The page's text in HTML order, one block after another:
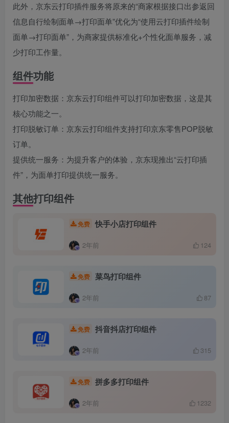
此外，京东云打印插件服务将原来的“商家根据接口出参返回
信息自行绘制面单→打印面单”优化为“使用云打印插件绘制
面单→打印面单”，为商家提供标准化+个性化面单服务，减
少打印工作量。
组件功能
打印加密数据：京东云打印组件可以打印加密数据，这是其
核心功能之一。
打印脱敏订单：京东云打印组件支持打印京东零售POP脱敏
订单。
提供统一服务：为提升客户的体验，京东现推出“云打印插
件”，为面单打印提供统一服务。
其他打印组件
免费 快手小店打印组件
2年前 124
免费 菜鸟打印组件
2年前 87
免费 抖音抖店打印组件
2年前 315
免费 拼多多打印组件
2年前 1232